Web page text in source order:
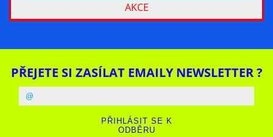
AKCE
PŘEJETE SI ZASÍLAT EMAILY NEWSLETTER ?